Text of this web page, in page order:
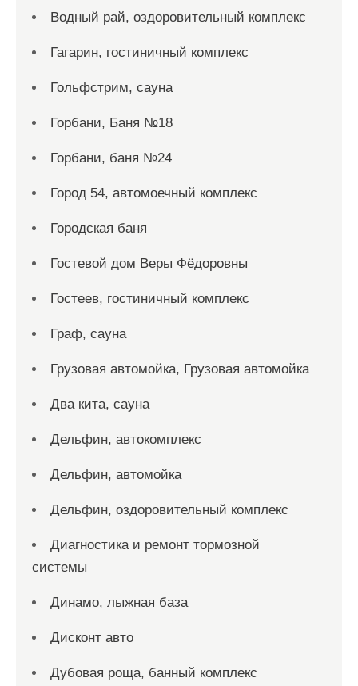
Водный рай, оздоровительный комплекс
Гагарин, гостиничный комплекс
Гольфстрим, сауна
Горбани, Баня №18
Горбани, баня №24
Город 54, автомоечный комплекс
Городская баня
Гостевой дом Веры Фёдоровны
Гостеев, гостиничный комплекс
Граф, сауна
Грузовая автомойка, Грузовая автомойка
Два кита, сауна
Дельфин, автокомплекс
Дельфин, автомойка
Дельфин, оздоровительный комплекс
Диагностика и ремонт тормозной
системы
Динамо, лыжная база
Дисконт авто
Дубовая роща, банный комплекс